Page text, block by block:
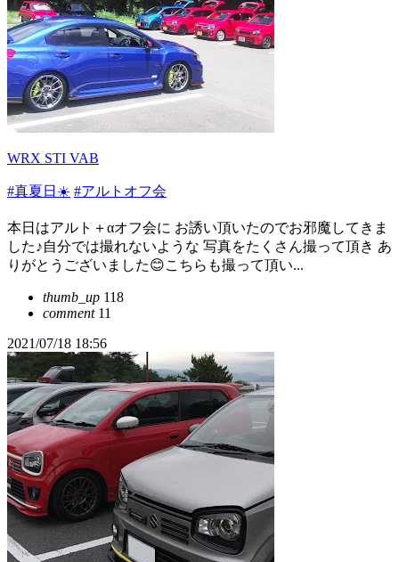
WRX STI VAB
#真夏日☀️ #アルトオフ会
本日はアルト＋αオフ会に お誘い頂いたのでお邪魔してきま
した♪自分では撮れないような 写真をたくさん撮って頂き あ
りがとうございました😊こちらも撮って頂い...
thumb_up 118
comment11
2021/07/18 18:56